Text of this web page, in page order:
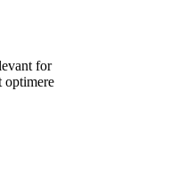
for
optimere